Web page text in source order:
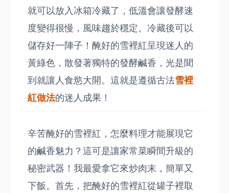
就可以放入冰箱冷藏了，低溫會讓發酵速
度變得很慢，風味趨於穩定。冷藏後可以
儲存好一陣子！醃好的雪裡紅呈現迷人的
黃綠色，散發著獨特的發酵鹹香，光是聞
到就讓人食慾大開。這就是遵循古法雪裡
紅做法的迷人成果！
辛苦醃好的雪裡紅，怎麼料理才能展現它
的鹹香魅力？這可是讓家常菜瞬間升級的
秘密武器！我最愛拿它來炒肉末，簡單又
下飯。首先，把醃好的雪裡紅從罐子裡取